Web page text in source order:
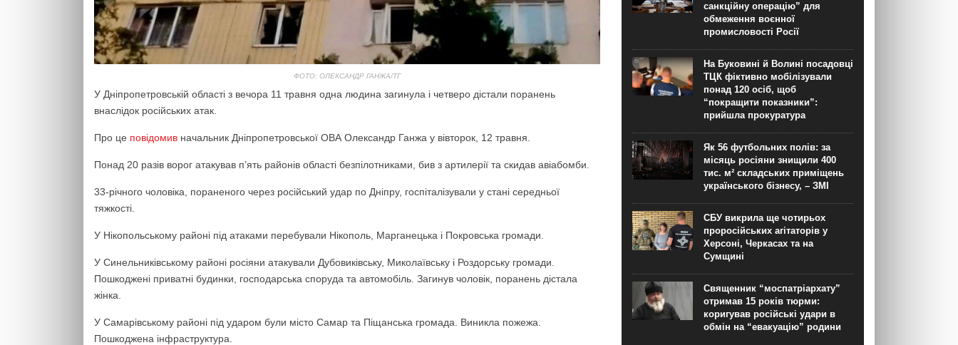
ФОТО: ОЛЕКСАНДР ГАНЖА/ТГ
У Дніпропетровській області з вечора 11 травня одна людина загинула і четверо дістали поранень
внаслідок російських атак.
Про це повідомив начальник Дніпропетровської ОВА Олександр Ганжа у вівторок, 12 травня.
Понад 20 разів ворог атакував п’ять районів області безпілотниками, бив з артилерії та скидав авіабомби.
33-річного чоловіка, пораненого через російський удар по Дніпру, госпіталізували у стані середньої
тяжкості.
У Нікопольському районі під атаками перебували Нікополь, Марганецька і Покровська громади.
У Синельниківському районі росіяни атакували Дубовиківську, Миколаївську і Роздорську громади.
Пошкоджені приватні будинки, господарська споруда та автомобіль. Загинув чоловік, поранень дістала
жінка.
У Самарівському районі під ударом були місто Самар та Піщанська громада. Виникла пожежа.
Пошкоджена інфраструктура.
санкційну операцію” для
обмеження воєнної
промисловості Росії
На Буковині й Волині посадовці
ТЦК фіктивно мобілізували
понад 120 осіб, щоб
“покращити показники”:
прийшла прокуратура
Як 56 футбольних полів: за
місяць росіяни знищили 400
тис. м² складських приміщень
українського бізнесу, – ЗМІ
СБУ викрила ще чотирьох
проросійських агітаторів у
Херсоні, Черкасах та на
Сумщині
Священник “моспатріархату”
отримав 15 років тюрми:
коригував російські удари в
обмін на “евакуацію” родини